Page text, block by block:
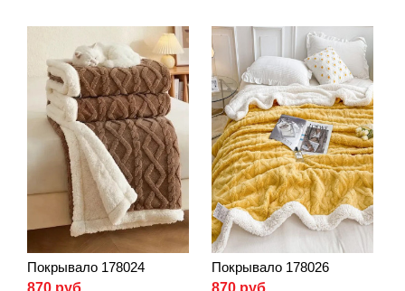
Покрывало 178024
870 руб.
Покрывало 178026
870 руб.